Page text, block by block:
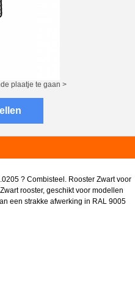
plaatje te gaan >
? Combisteel. Rooster Zwart voor
rooster, geschikt voor modellen
een strakke afwerking in RAL 9005